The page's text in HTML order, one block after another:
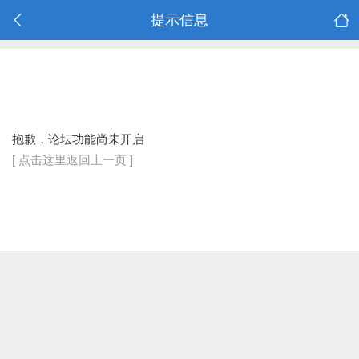
提示信息
抱歉，论坛功能尚未开启
[ 点击这里返回上一页 ]